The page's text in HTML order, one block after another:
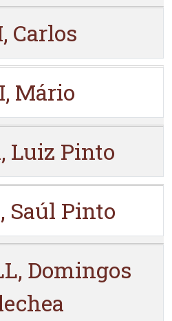
Carlos
Mário
Luiz Pinto
Saúl Pinto
Domingos